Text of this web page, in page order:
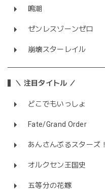
鳴潮
ゼンレスゾーンゼロ
崩壊スターレイル
＼ 注目タイトル ／
どこでもいっしょ
Fate/Grand Order
あんさんぶるスターズ！
オルクセン王国史
五等分の花嫁